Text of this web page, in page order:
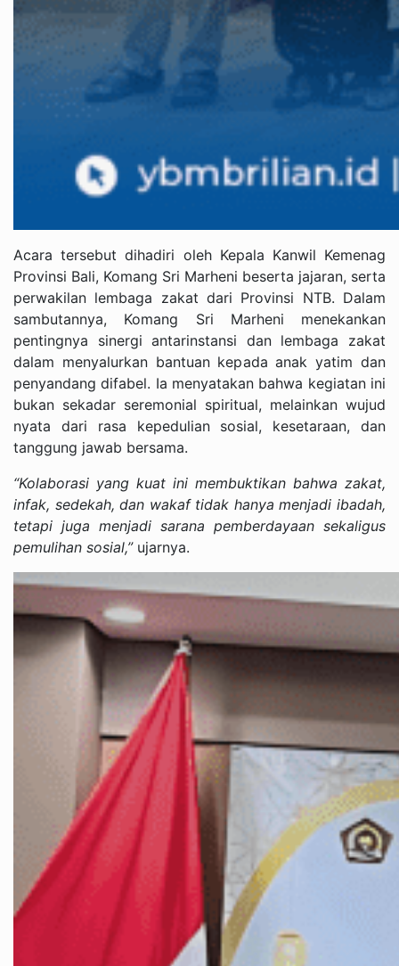
Acara tersebut dihadiri oleh Kepala Kanwil Kemenag
Provinsi Bali, Komang Sri Marheni beserta jajaran, serta
perwakilan lembaga zakat dari Provinsi NTB. Dalam
sambutannya, Komang Sri Marheni menekankan
pentingnya sinergi antarinstansi dan lembaga zakat
dalam menyalurkan bantuan kepada anak yatim dan
penyandang difabel. Ia menyatakan bahwa kegiatan ini
bukan sekadar seremonial spiritual, melainkan wujud
nyata dari rasa kepedulian sosial, kesetaraan, dan
tanggung jawab bersama.
“Kolaborasi yang kuat ini membuktikan bahwa zakat,
infak, sedekah, dan wakaf tidak hanya menjadi ibadah,
tetapi juga menjadi sarana pemberdayaan sekaligus
pemulihan sosial,”ujarnya.